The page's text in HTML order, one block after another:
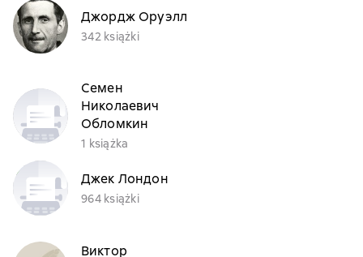
Джордж Оруэлл
342 książki
Семен
Николаевич
Обломкин
1 książka
Джек Лондон
964 książki
Виктор